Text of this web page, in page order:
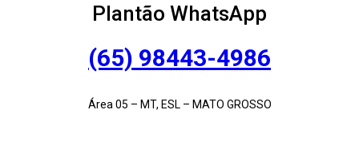
Plantão WhatsApp
(65) 98443-4986
Área 05 – MT, ESL – MATO GROSSO